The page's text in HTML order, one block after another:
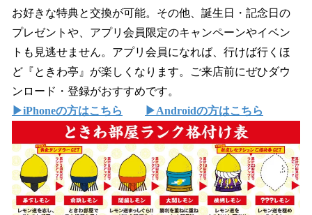
お好きな特典と交換が可能。その他、誕生日・記念日の
プレゼントや、アプリ会員限定のキャンペーンやイベン
トも見逃せません。アプリ会員になれば、行けば行くほ
ど『ときわ亭』が楽しくなります。ご来店前にぜひダウ
ンロード・登録がおすすめです。
▶iPhoneの方はこちら
▶Androidの方はこちら